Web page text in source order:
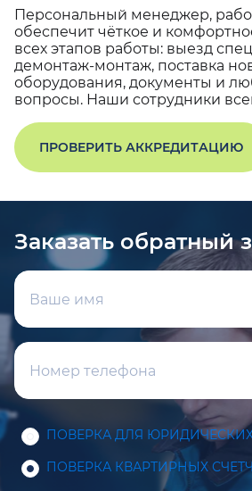
Персональный менеджер,
обеспечит чёткое и
всех этапов работы: выезд
демонтаж-монтаж, поставка
оборудования, документы и
вопросы. Наши сотрудники
ПРОВЕРИТЬ АККРЕДИТАЦИЮ
Заказать обратный
ПОВЕРКА ДЛЯ
ПОВЕРКА КВАРТИРНЫХ